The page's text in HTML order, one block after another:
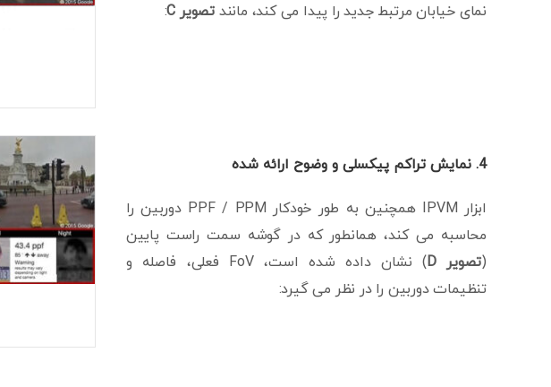
نمای خیابان مرتبط جدید را پیدا می کند، مانند تصویر C :
4. نمایش تراکم پیکسلی و وضوح ارائه شده
ابزار IPVM همچنین به طور خودکار PPF / PPM دوربین را
محاسبه می کند، همانطور که در گوشه سمت راست پایین
(تصویر D
) نشان داده شده است، FoV فعلی، فاصله و
تنظیمات دوربین را در نظر می گیرد: